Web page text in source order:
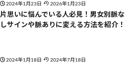
2024年1月23日 2026年1月23日
片思いに悩んでいる人必見！男女別脈な
しサインや脈ありに変える方法を紹介！
2024年1月18日 2024年7月18日